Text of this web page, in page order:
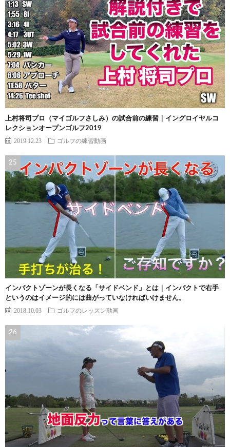
上村将司プロ（マイゴルフさしみ）の試合前の練習｜イングロイヤルコ
レクションオープンゴルフ2019
2019.12.23 ゴルフの練習動画
インパクトゾーンが長くなる「サイドベンド」とは｜インパクトで右手
というのはイメージ的には曲がっていなければいけません。
2018.10.03 ゴルフのレッスン動画